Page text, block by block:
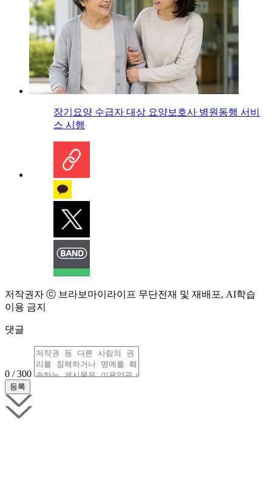
장기요양 수급자 대상 요양보호사 병원동행 서비
스 시행
저작권자 ⓒ 브라보마이라이프 무단전재 및 재배포, AI학습
이용 금지
댓글
0 / 300